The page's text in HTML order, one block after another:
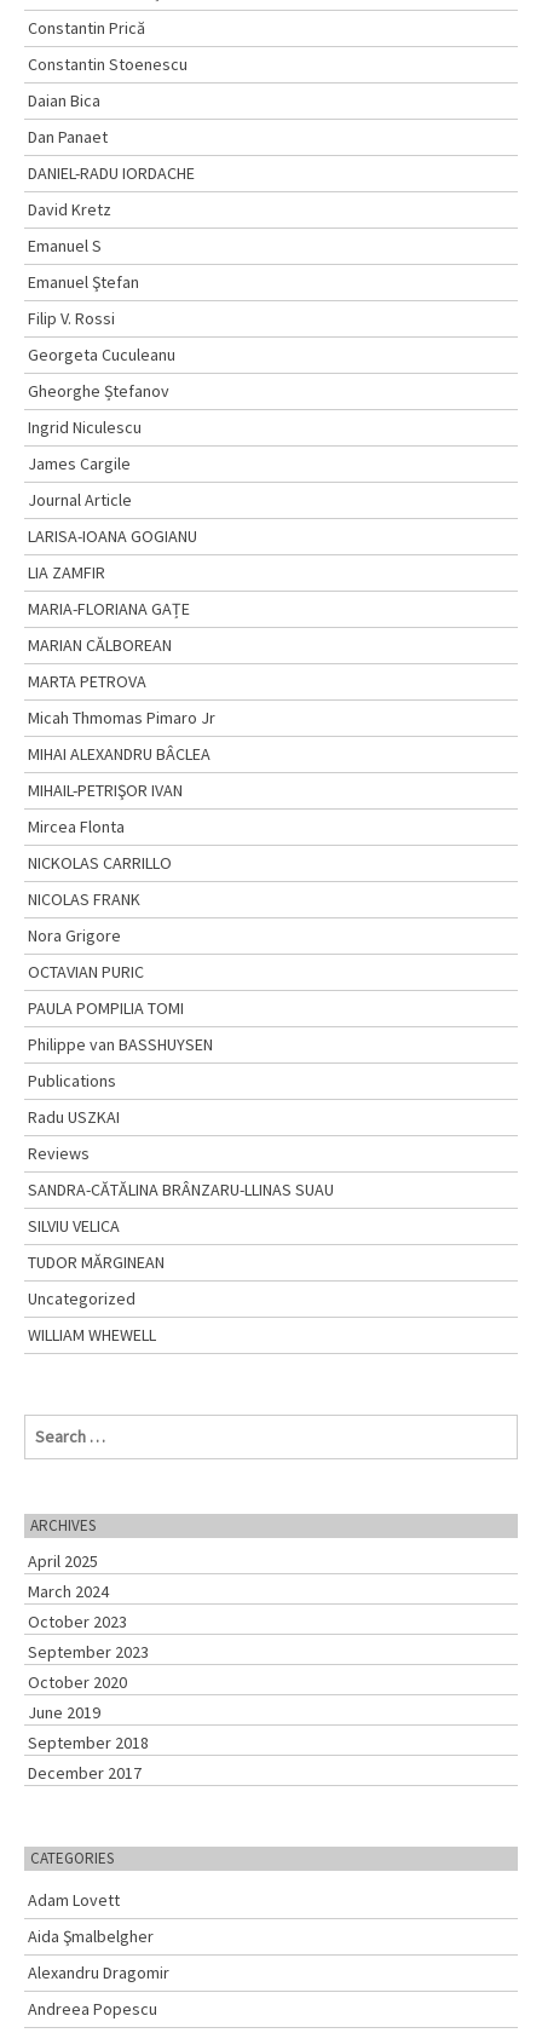
Constantin Prică
Constantin Stoenescu
Daian Bica
Dan Panaet
DANIEL-RADU IORDACHE
David Kretz
Emanuel S
Emanuel Ştefan
Filip V. Rossi
Georgeta Cuculeanu
Gheorghe Ștefanov
Ingrid Niculescu
James Cargile
Journal Article
LARISA-IOANA GOGIANU
LIA ZAMFIR
MARIA-FLORIANA GAȚE
MARIAN CĂLBOREAN
MARTA PETROVA
Micah Thmomas Pimaro Jr
MIHAI ALEXANDRU BÂCLEA
MIHAIL-PETRIŞOR IVAN
Mircea Flonta
NICKOLAS CARRILLO
NICOLAS FRANK
Nora Grigore
OCTAVIAN PURIC
PAULA POMPILIA TOMI
Philippe van BASSHUYSEN
Publications
Radu USZKAI
Reviews
SANDRA-CĂTĂLINA BRÂNZARU-LLINAS SUAU
SILVIU VELICA
TUDOR MĂRGINEAN
Uncategorized
WILLIAM WHEWELL
c
h
f
o
r
:
ARCHIVES
April 2025
March 2024
October 2023
September 2023
October 2020
June 2019
September 2018
December 2017
CATEGORIES
Adam Lovett
Aida Şmalbelgher
Alexandru Dragomir
Andreea Popescu